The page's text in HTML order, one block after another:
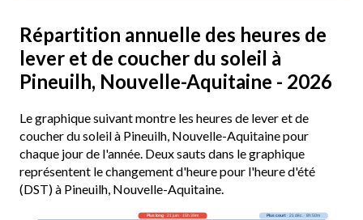
Répartition annuelle des heures de
lever et de coucher du soleil à
Pineuilh, Nouvelle-Aquitaine - 2026
Le graphique suivant montre les heures de lever et de
coucher du soleil à Pineuilh, Nouvelle-Aquitaine pour
chaque jour de l'année. Deux sauts dans le graphique
représentent le changement d'heure pour l'heure d'été
(DST) à Pineuilh, Nouvelle-Aquitaine.
Plus long· 21 juin · 15h 39m Plus court· 21 déc. · 8h 50m